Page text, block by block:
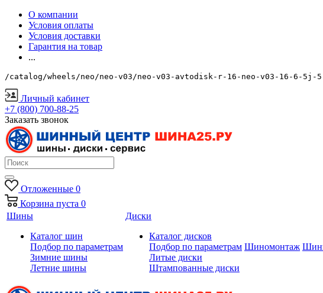
О компании
Условия оплаты
Условия доставки
Гарантия на товар
...
/catalog/wheels/neo/neo-v03/neo-v03-avtodisk-r-16-neo-v03-16-6-
Личный кабинет
+7 (800) 700-88-25
Заказать звонок
Отложенные 0
Корзина пуста 0
Шины
Каталог шин
Подбор по параметрам
Зимние шины
Летние шины
Диски
Каталог дисков
Подбор по параметрам
Литые диски
Штампованные диски
Шиномонтаж